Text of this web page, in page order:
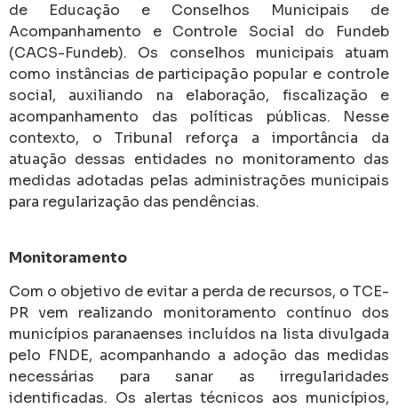
de Educação e Conselhos Municipais de
Acompanhamento e Controle Social do Fundeb
(CACS-Fundeb). Os conselhos municipais atuam
como instâncias de participação popular e controle
social, auxiliando na elaboração, fiscalização e
acompanhamento das políticas públicas. Nesse
contexto, o Tribunal reforça a importância da
atuação dessas entidades no monitoramento das
medidas adotadas pelas administrações municipais
para regularização das pendências.
Monitoramento
Com o objetivo de evitar a perda de recursos, o TCE-
PR vem realizando monitoramento contínuo dos
municípios paranaenses incluídos na lista divulgada
pelo FNDE, acompanhando a adoção das medidas
necessárias para sanar as irregularidades
identificadas. Os alertas técnicos aos municípios,